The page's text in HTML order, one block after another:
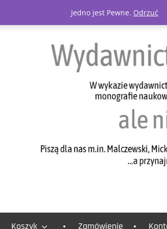
Koszyk Zamówienie
Jedno jest Pewne. Odrzuć